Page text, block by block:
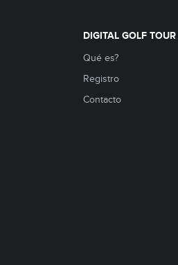
DIGITAL GOLF TOUR
Qué es?
Registro
Contacto